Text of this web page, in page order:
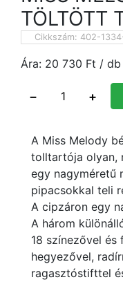
TÖLTÖTT
Cikkszám: 402-
Ára: 20 730 Ft / db
− +
A Miss Melody
tolltartója olyan,
egy nagyméretű
pipacsokkal teli
A cipzáron egy
A három
18 színezővel
hegyezővel,
ragasztóstifttel